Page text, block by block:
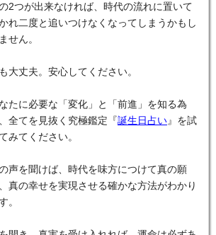
2つが出来なければ、時代の流れに置いて
れ二度と追いつけなくなってしまうかもし
せん。
大丈夫。安心してください。
たに必要な「変化」と「前進」を知る為
全てを見抜く究極鑑定『誕生日占い 』を試
みてください。
声を聞けば、時代を味方につけて真の願
真の幸せを実現させる確かな方法がわかり
。